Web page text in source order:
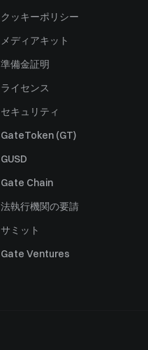
クッキーポリシー
メディアキット
準備金証明
ライセンス
セキュリティ
GateToken (GT)
GUSD
Gate Chain
法執行機関の要請
サミット
Gate Ventures